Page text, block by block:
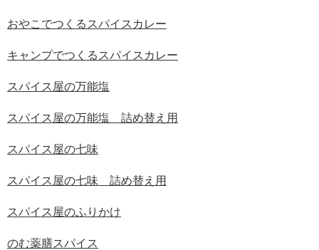
おやこでつくるスパイスカレー
キャンプでつくるスパイスカレー
スパイス屋の万能塩
スパイス屋の万能塩 詰め替え用
スパイス屋の七味
スパイス屋の七味 詰め替え用
スパイス屋のふりかけ
のむ薬膳スパイス